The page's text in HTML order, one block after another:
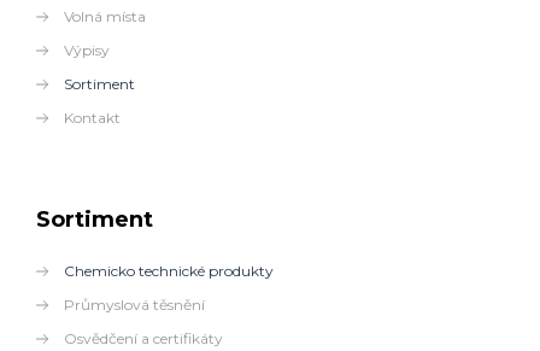
Volná místa
Výpisy
Sortiment
Kontakt
Sortiment
Chemicko technické produkty
Průmyslová těsnění
Osvědčení a certifikáty